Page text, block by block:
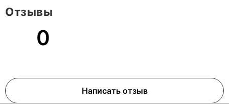
0
Написать отзыв
Отзывы